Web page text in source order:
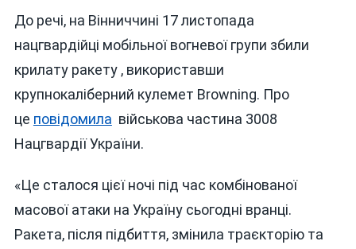
До речі, на Вінниччині 17 листопада
нацгвардійці мобільної вогневої групи збили
крилату ракету , використавши
крупнокаліберний кулемет Browning. Про
це повідомила військова частина 3008
Нацгвардії України.
«Це сталося цієї ночі під час комбінованої
масової атаки на Україну сьогодні вранці.
Ракета, після підбиття, змінила траєкторію та